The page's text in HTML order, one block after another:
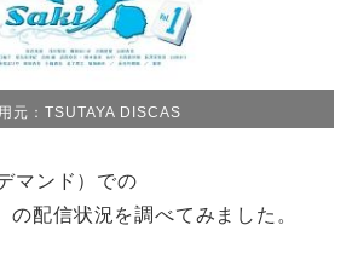
元：TSUTAYA DISCAS
マンド）での
の配信状況を調べてみました。